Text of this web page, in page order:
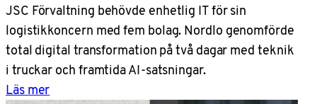
JSC Förvaltning behövde enhetlig IT för sin
logistikkoncern med fem bolag. Nordlo genomförde
total digital transformation på två dagar med teknik
i truckar och framtida AI-satsningar.
Läs mer